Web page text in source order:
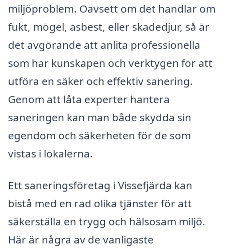
miljöproblem. Oavsett om det handlar om
fukt, mögel, asbest, eller skadedjur, så är
det avgörande att anlita professionella
som har kunskapen och verktygen för att
utföra en säker och effektiv sanering.
Genom att låta experter hantera
saneringen kan man både skydda sin
egendom och säkerheten för de som
vistas i lokalerna.
Ett saneringsföretag i Vissefjärda kan
bistå med en rad olika tjänster för att
säkerställa en trygg och hälsosam miljö.
Här är några av de vanligaste